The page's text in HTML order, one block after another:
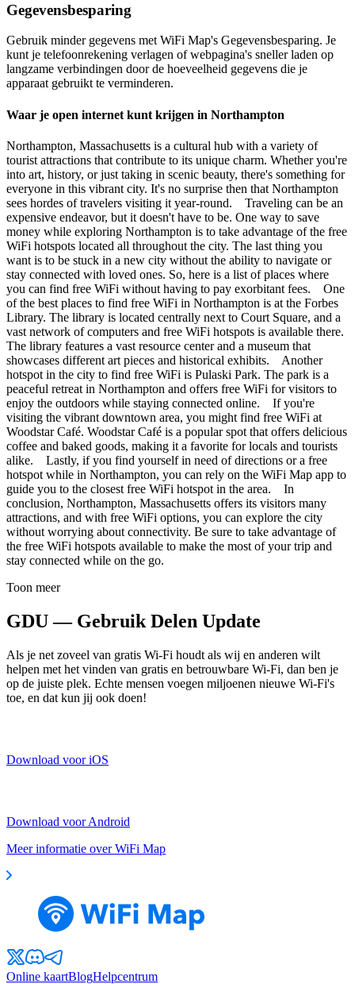
Gegevensbesparing
Gebruik minder gegevens met WiFi Map's Gegevensbesparing. Je
kunt je telefoonrekening verlagen of webpagina's sneller laden op
langzame verbindingen door de hoeveelheid gegevens die je
apparaat gebruikt te verminderen.
Waar je open internet kunt krijgen in Northampton
Northampton, Massachusetts is a cultural hub with a variety of
tourist attractions that contribute to its unique charm. Whether you're
into art, history, or just taking in scenic beauty, there's something for
everyone in this vibrant city. It's no surprise then that Northampton
sees hordes of travelers visiting it year-round. Traveling can be an
expensive endeavor, but it doesn't have to be. One way to save
money while exploring Northampton is to take advantage of the free
WiFi hotspots located all throughout the city. The last thing you
want is to be stuck in a new city without the ability to navigate or
stay connected with loved ones. So, here is a list of places where
you can find free WiFi without having to pay exorbitant fees. One
of the best places to find free WiFi in Northampton is at the Forbes
Library. The library is located centrally next to Court Square, and a
vast network of computers and free WiFi hotspots is available there.
The library features a vast resource center and a museum that
showcases different art pieces and historical exhibits. Another
hotspot in the city to find free WiFi is Pulaski Park. The park is a
peaceful retreat in Northampton and offers free WiFi for visitors to
enjoy the outdoors while staying connected online. If you're
visiting the vibrant downtown area, you might find free WiFi at
Woodstar Café. Woodstar Café is a popular spot that offers delicious
coffee and baked goods, making it a favorite for locals and tourists
alike. Lastly, if you find yourself in need of directions or a free
hotspot while in Northampton, you can rely on the WiFi Map app to
guide you to the closest free WiFi hotspot in the area. In
conclusion, Northampton, Massachusetts offers its visitors many
attractions, and with free WiFi options, you can explore the city
without worrying about connectivity. Be sure to take advantage of
the free WiFi hotspots available to make the most of your trip and
stay connected while on the go.
Toon meer
GDU — Gebruik Delen Update
Als je net zoveel van gratis Wi-Fi houdt als wij en anderen wilt
helpen met het vinden van gratis en betrouwbare Wi-Fi, dan ben je
op de juiste plek. Echte mensen voegen miljoenen nieuwe Wi-Fi's
toe, en dat kun jij ook doen!
Download voor iOS
Download voor Android
Meer informatie over WiFi Map
Online kaartBlogHelpcentrum